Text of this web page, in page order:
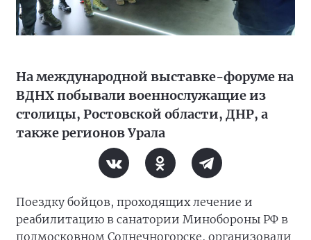
На международной выставке-форуме на
ВДНХ побывали военнослужащие из
столицы, Ростовской области, ДНР, а
также регионов Урала
Поездку бойцов, проходящих лечение и
реабилитацию в санатории Минобороны РФ в
подмосковном Солнечногорске, организовали